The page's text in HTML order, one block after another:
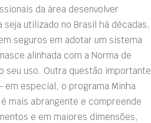
da área desenvolver
utilizado no Brasil há décadas,
seguros em adotar um sistema
alinhada com a Norma de
seu uso. Outra questão importante
em especial, o programa Minha
mais abrangente e compreende
e em maiores dimensões,